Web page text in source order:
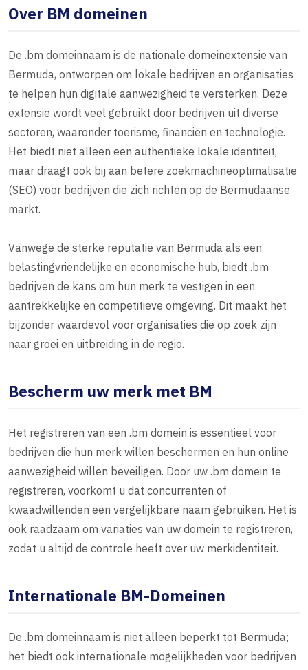
Over BM domeinen
De .bm domeinnaam is de nationale domeinextensie van
Bermuda, ontworpen om lokale bedrijven en organisaties
te helpen hun digitale aanwezigheid te versterken. Deze
extensie wordt veel gebruikt door bedrijven uit diverse
sectoren, waaronder toerisme, financiën en technologie.
Het biedt niet alleen een authentieke lokale identiteit,
maar draagt ook bij aan betere zoekmachineoptimalisatie
(SEO) voor bedrijven die zich richten op de Bermudaanse
markt.
Vanwege de sterke reputatie van Bermuda als een
belastingvriendelijke en economische hub, biedt .bm
bedrijven de kans om hun merk te vestigen in een
aantrekkelijke en competitieve omgeving. Dit maakt het
bijzonder waardevol voor organisaties die op zoek zijn
naar groei en uitbreiding in de regio.
Bescherm uw merk met BM
Het registreren van een .bm domein is essentieel voor
bedrijven die hun merk willen beschermen en hun online
aanwezigheid willen beveiligen. Door uw .bm domein te
registreren, voorkomt u dat concurrenten of
kwaadwillenden een vergelijkbare naam gebruiken. Het is
ook raadzaam om variaties van uw domein te registreren,
zodat u altijd de controle heeft over uw merkidentiteit.
Internationale BM-Domeinen
De .bm domeinnaam is niet alleen beperkt tot Bermuda;
het biedt ook internationale mogelijkheden voor bedrijven